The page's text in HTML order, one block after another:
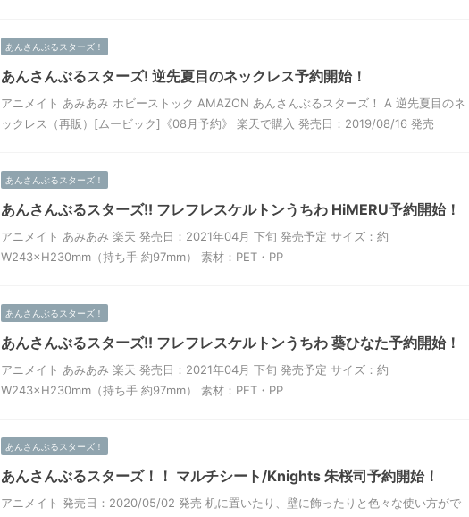
あんさんぶるスターズ！
あんさんぶるスターズ! 逆先夏目のネックレス予約開始！
アニメイト あみあみ ホビーストック AMAZON あんさんぶるスターズ！ A 逆先夏目のネ
ックレス（再販）[ムービック]《08月予約》 楽天で購入 発売日：2019/08/16 発売
あんさんぶるスターズ！
あんさんぶるスターズ!! フレフレスケルトンうちわ HiMERU予約開始！
アニメイト あみあみ 楽天 発売日：2021年04月 下旬 発売予定 サイズ：約
W243×H230mm（持ち手 約97mm） 素材：PET・PP
あんさんぶるスターズ！
あんさんぶるスターズ!! フレフレスケルトンうちわ 葵ひなた予約開始！
アニメイト あみあみ 楽天 発売日：2021年04月 下旬 発売予定 サイズ：約
W243×H230mm（持ち手 約97mm） 素材：PET・PP
あんさんぶるスターズ！
あんさんぶるスターズ！！ マルチシート/Knights 朱桜司予約開始！
アニメイト 発売日：2020/05/02 発売 机に置いたり、壁に飾ったりと色々な使い方がで